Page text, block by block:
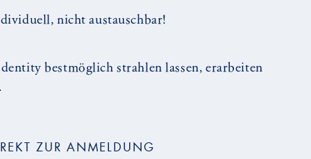
nicht austauschbar!
bestmöglich strahlen lassen, erarbeiten
ZUR ANMELDUNG